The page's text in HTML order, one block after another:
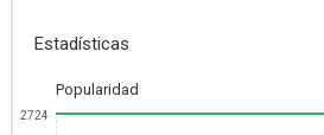
Estadísticas
Popularidad
2724